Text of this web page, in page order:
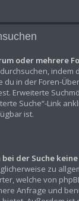
oder mehrere
indem
du in der Foren-
Erweiterte
Suche“-Link
ist.
der Suche keine
zu
welche von
Anfrage und